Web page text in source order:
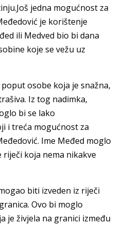
jedna mogućnost za
je korištenje
ili Medved bio bi dana
koje se vežu uz
osobe koja je snažna,
Iz tog nadimka,
bi se lako
i treća mogućnost za
Ime Međed moglo
koja nema nikakve
biti izveden iz riječi
Ovo bi moglo
je živjela na granici između